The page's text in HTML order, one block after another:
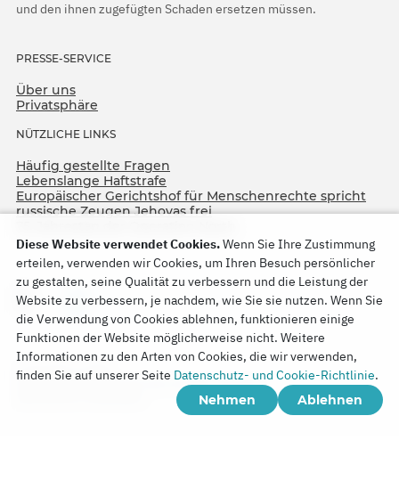
und den ihnen zugefügten Schaden ersetzen müssen.
PRESSE-SERVICE
Über uns
Privatsphäre
NÜTZLICHE LINKS
Häufig gestellte Fragen
Lebenslange Haftstrafe
Europäischer Gerichtshof für Menschenrechte spricht
russische Zeugen Jehovas frei
Copyright © 2026
Watch Tower Bible and Tract Society of Korea.
Diese Website verwendet Cookies.Wenn Sie Ihre Zustimmung
erteilen, verwenden wir Cookies, um Ihren Besuch persönlicher
zu gestalten, seine Qualität zu verbessern und die Leistung der
Website zu verbessern, je nachdem, wie Sie sie nutzen. Wenn Sie
die Verwendung von Cookies ablehnen, funktionieren einige
Funktionen der Website möglicherweise nicht. Weitere
Informationen zu den Arten von Cookies, die wir verwenden,
finden Sie auf unserer Seite Datenschutz- und Cookie-Richtlinie.
Nehmen
Ablehnen